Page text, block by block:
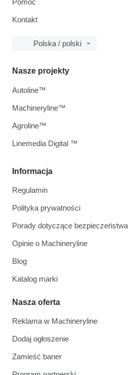
Pomoc
Kontakt
Polska / polski
Informacja
Regulamin
Polityka prywatności
Porady dotyczące bezpieczeństwa
Opinie o Machineryline
Blog
Katalog marki
Nasza oferta
Reklama w Machineryline
Dodaj ogłoszenie
Zamieść baner
Nasze projekty
Autoline™
Machineryline™
Agroline™
Linemedia Digital ™